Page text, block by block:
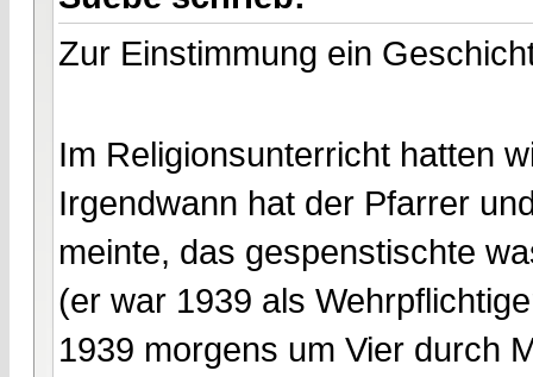
Zur Einstimmung ein
Im Religionsunterricht hatten
Irgendwann hat der Pfarrer
meinte, das gespenstischte
(er war 1939 als
1939 morgens um Vier durch